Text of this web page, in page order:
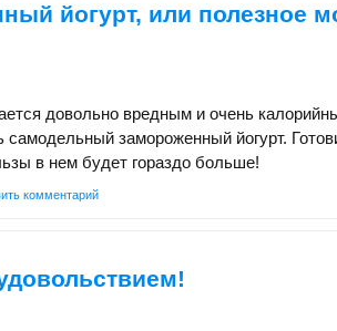
йогурт, или полезное
довольно вредным и очень
самодельный замороженный йогурт.
в нем будет гораздо больше!
комментарий